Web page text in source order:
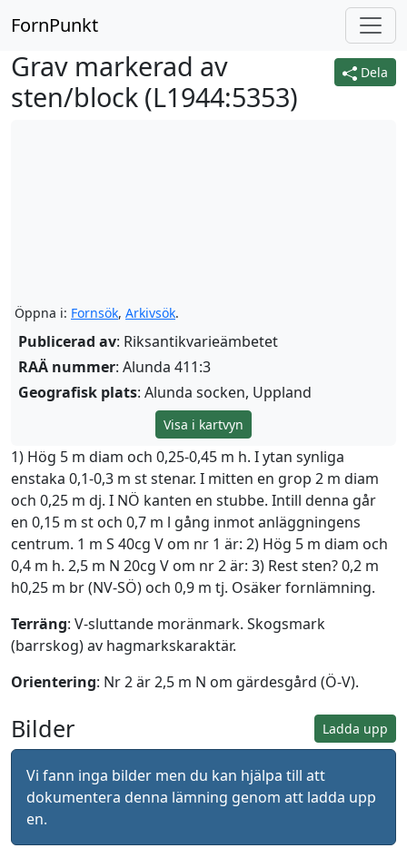
FornPunkt
Dela
Grav markerad av
sten/block (L1944:5353)
Öppna i: Fornsök, Arkivsök.
Publicerad av: Riksantikvarieämbetet
RAÄ nummer: Alunda 411:3
Geografisk plats: Alunda socken, Uppland
Visa i kartvyn
1) Hög 5 m diam och 0,25-0,45 m h. I ytan synliga
enstaka 0,1-0,3 m st stenar. I mitten en grop 2 m diam
och 0,25 m dj. I NÖ kanten en stubbe. Intill denna går
en 0,15 m st och 0,7 m l gång inmot anläggningens
centrum. 1 m S 40cg V om nr 1 är: 2) Hög 5 m diam och
0,4 m h. 2,5 m N 20cg V om nr 2 är: 3) Rest sten? 0,2 m
h0,25 m br (NV-SÖ) och 0,9 m tj. Osäker fornlämning.
Terräng: V-sluttande moränmark. Skogsmark
(barrskog) av hagmarkskaraktär.
Orientering: Nr 2 är 2,5 m N om gärdesgård (Ö-V).
Ladda upp
Bilder
Vi fann inga bilder men du kan hjälpa till att
dokumentera denna lämning genom att ladda upp
en.